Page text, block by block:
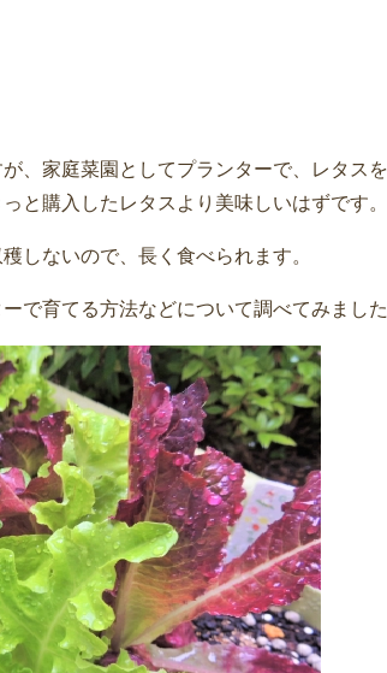
、家庭菜園としてプランターで、レタス
と購入したレタスより美味しいはずです。
しないので、長く食べられます。
で育てる方法などについて調べてみました